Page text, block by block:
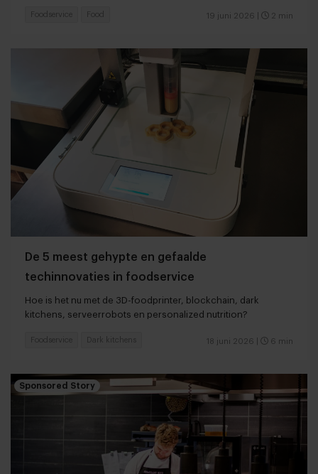
19 juni 2026 2 min
Foodservice Food
De 5 meest gehypte en gefaalde
techinnovaties in foodservice
Hoe is het nu met de 3D-foodprinter, blockchain, dark
kitchens, serveerrobots en personalized nutrition?
18 juni 2026 6 min
Foodservice Dark kitchens
Sponsored Story